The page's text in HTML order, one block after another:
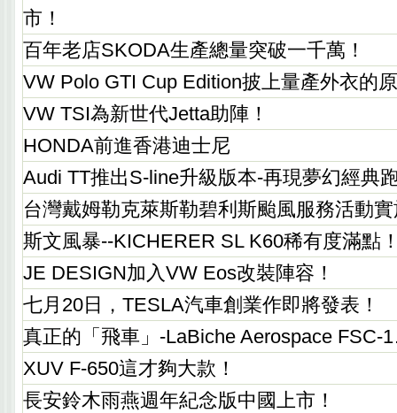
市！
百年老店SKODA生產總量突破一千萬！
VW Polo GTI Cup Edition披上量產外衣的
VW TSI為新世代Jetta助陣！
HONDA前進香港迪士尼
Audi TT推出S-line升級版本-再現夢幻經典
台灣戴姆勒克萊斯勒碧利斯颱風服務活動
斯文風暴--KICHERER SL K60稀有度滿點
JE DESIGN加入VW Eos改裝陣容！
七月20日，TESLA汽車創業作即將發表！
真正的「飛車」-LaBiche Aerospace FSC-
XUV F-650這才夠大款！
長安鈴木雨燕週年紀念版中國上市！